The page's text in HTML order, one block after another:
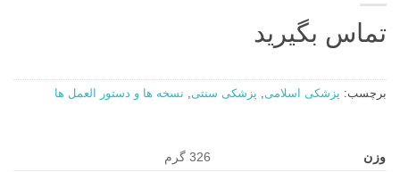
تماس بگیرید
برچسب: پزشکی اسلامی پزشکی سنتی نسخه ها و دستور العمل ها
وزن 326 گرم